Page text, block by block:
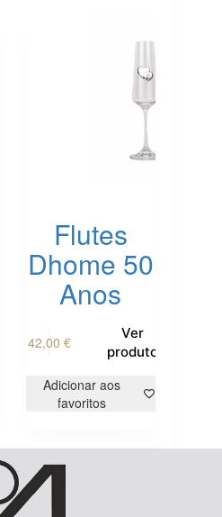
Flutes
Dhome 50
Anos
42,00 €
Ver
produto
Adicionar aos
favoritos